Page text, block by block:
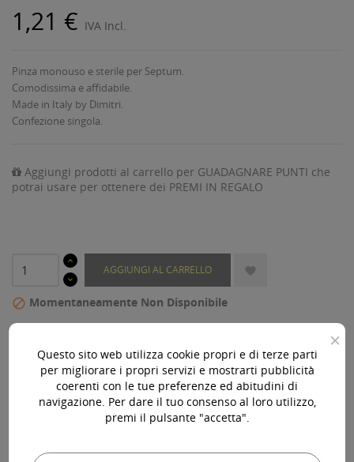
1,21 € IVA Incl.
Pinza monouso e sterile per Septum.
Comodissima e affidabile.
Made in Italy by Dimitri.
Confezione singola.
Aggiungi prodotti al carrello per GUADAGNARE PUNTI che
potrai usare per ottenere dei PREMI IN REGALO
AGGIUNGI AL CARRELLO 
 Momentaneamente Non Disponibile
spedizione gratuita!
×
Questo sito web utilizza cookie propri e di terze parti
per migliorare i propri servizi e mostrarti pubblicità
coerenti con le tue preferenze ed abitudini di
navigazione. Per dare il tuo consenso al loro utilizzo,
premi il pulsante "accetta".